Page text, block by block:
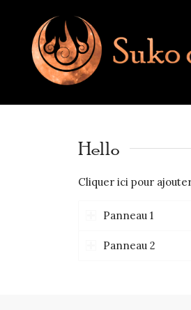
Hello
Cliquer ici pour
Panneau 1
Panneau 2